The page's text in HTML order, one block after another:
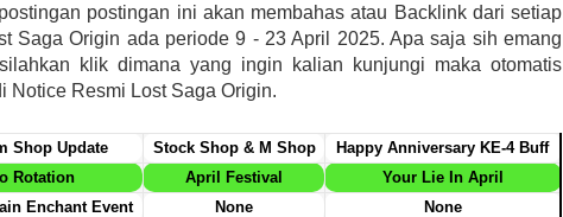
postingan ini akan membahas atau Backlink dari setiap
Saga Origin ada periode 9 - 23 April 2025. Apa saja sih emang
klik dimana yang ingin kalian kunjungi maka otomatis
Notice Resmi Lost Saga Origin.
Shop Update Stock Shop & M Shop
Happy Anniversary KE-4 Buff
Rotation
April Festival
Your Lie In April
Enchant Event
None None